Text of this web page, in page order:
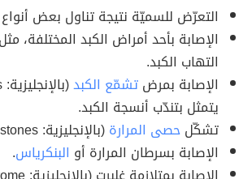
التعرّض للسميّة نتيجة تناول بعض أنواع
الإصابة بأحد أمراض الكبد المختلفة،
التهاب الكبد.
الإصابة بمرضتشمّع الكبد
يتمثل بتندّب أنسجة الكبد.
تشكّلحصى المرارة(بالإنجليزية: Gallstones).
الإصابة بسرطان المرارة أو البنكرياس.